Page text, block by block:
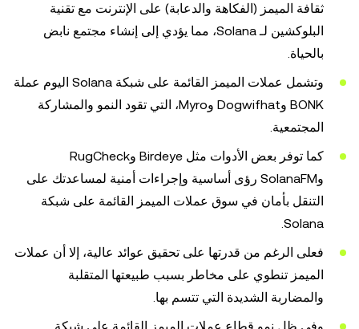
ثقافة الميمز (الفكاهة والدعابة) على الإنترنت مع تقنية
البلوكشين لـ Solana، مما يؤدي إلى إنشاء مجتمع نابض
بالحياة.
وتشمل عملات الميمز القائمة على شبكة Solana اليوم عملة
BONK وDogwifhat وMyro، التي تقود النمو والمشاركة
المجتمعية.
كما توفر بعض الأدوات مثل Birdeye وRugCheck
وSolanaFM رؤى أساسية وإجراءات أمنية لمساعدتك على
التنقل بأمان في سوق عملات الميمز القائمة على شبكة
Solana.
فعلى الرغم من قدرتها على تحقيق عوائد عالية، إلا أن عملات
الميمز تنطوي على مخاطر بسبب طبيعتها المتقلبة
والمضاربة الشديدة التي تتسم بها.